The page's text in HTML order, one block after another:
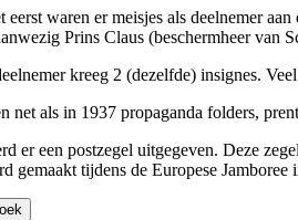
eerst waren er meisjes als deelnemer
Prins Claus (beschermheer van
kreeg 2 (dezelfde) insignes.
net als in 1937 propaganda folders,
er een postzegel uitgegeven. Deze
gemaakt tijdens de Europese Jamboree